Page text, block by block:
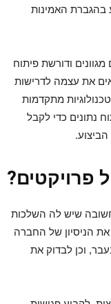
בהגברת האמינות
ודורשת פיתוח
את עצמה לדרישות
מתקדמות
נתונים כדי לקבל
פרויקטים?
שיש לה השלכות
הניסיון של החברה
וכן לבדוק את